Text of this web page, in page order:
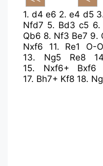
1.d4 e6 2.e4 d5
Nfd7 5. Bd3 c5 6.
Qb6 8. Nf3 Be7 9.
Nxf6
11. Re1 O-O
13. Ng5 Re8
15. Nxf6+ Bxf6
17. Bh7+ Kf8 18.